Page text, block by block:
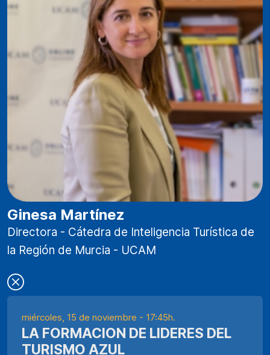
Ginesa Martínez
Directora - Cátedra de Inteligencia Turística de
la Región de Murcia - UCAM
miércoles, 15 de noviembre - 17:45h.
LA FORMACION DE LIDERES DEL
TURISMO AZUL